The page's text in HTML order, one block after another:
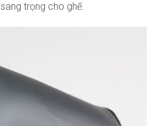
trọng cho ghế.